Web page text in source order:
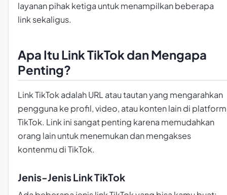
layanan pihak ketiga untuk menampilkan beberapa
link sekaligus.
Apa Itu Link TikTok dan Mengapa
Penting?
Link TikTok adalah URL atau tautan yang mengarahkan
pengguna ke profil, video, atau konten lain di platform
TikTok. Link ini sangat penting karena memudahkan
orang lain untuk menemukan dan mengakses
kontenmu di TikTok.
Jenis-Jenis Link TikTok